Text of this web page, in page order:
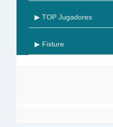
▶ TOP Jugadores
▶ Fixture